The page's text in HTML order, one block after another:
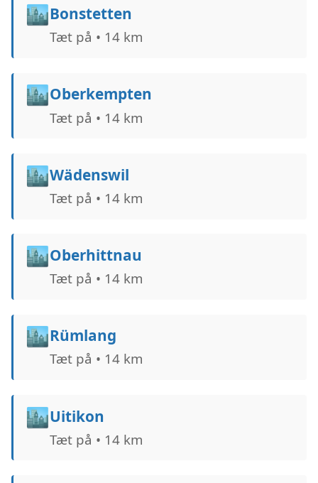
🏙️Bonstetten
Tæt på • 14 km
🏙️Oberkempten
Tæt på • 14 km
🏙️Wädenswil
Tæt på • 14 km
🏙️Oberhittnau
Tæt på • 14 km
🏙️Rümlang
Tæt på • 14 km
🏙️Uitikon
Tæt på • 14 km